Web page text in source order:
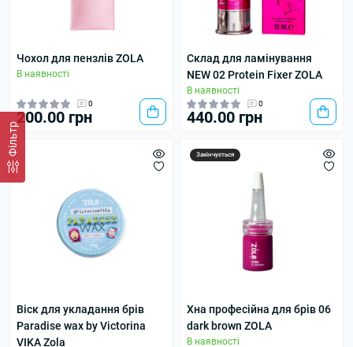
Фільтр
Чохол для пензлів ZOLA
В наявності
0
200.00 грн
Склад для ламінування
NEW 02 Protein Fixer ZOLA
В наявності
0
440.00 грн
Віск для укладання брів
Paradise wax by Victorina
VIKA Zola
Закінчується
Хна професійна для брів 06
dark brown ZOLA
В наявності